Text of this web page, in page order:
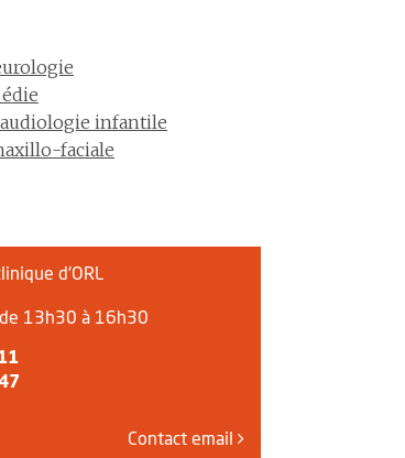
infantile
faciale
d'ORL
13h30 à 16h30
Contact email